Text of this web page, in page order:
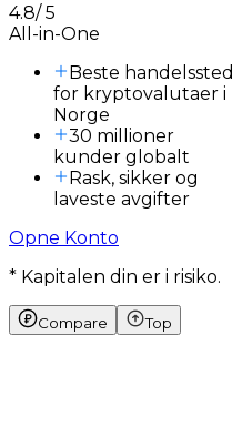
4.8/5
All-in-One
Beste handelssted
for kryptovalutaer i
Norge
30 millioner
kunder globalt
Rask, sikker og
laveste avgifter
Opne Konto
* Kapitalen din er i risiko.
Compare Top